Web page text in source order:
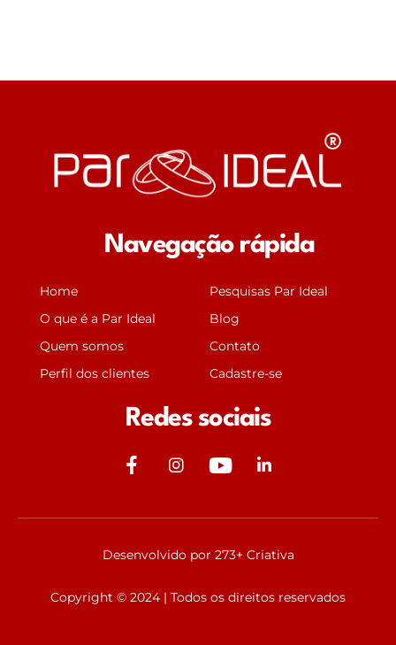
Navegação rápida
Home
O que é a Par Ideal
Quem somos
Perfil dos clientes
Pesquisas Par Ideal
Blog
Contato
Cadastre-se
Redes sociais
J
f
c
J
i
s
Y
u
e
J
l
n
Desenvolvido por 273+ Criativa
Copyright © 2024 | Todos os direitos reservados